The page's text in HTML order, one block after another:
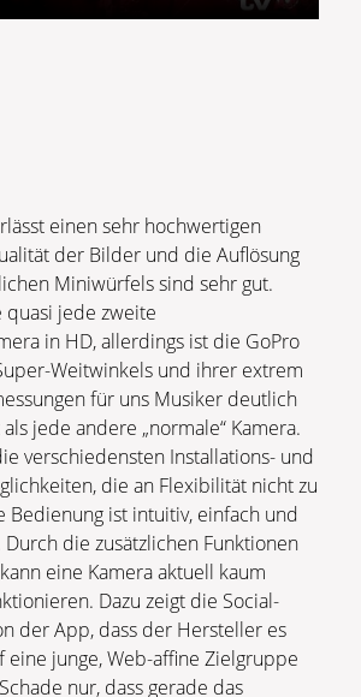
einen sehr hochwertigen
der Bilder und die Auflösung
Miniwürfels sind sehr gut.
jede zweite
in HD, allerdings ist die GoPro
Weitwinkels und ihrer extrem
für uns Musiker deutlich
jede andere „normale“ Kamera.
verschiedensten Installations- und
die an Flexibilität nicht zu
Bedienung ist intuitiv, einfach und
die zusätzlichen Funktionen
eine Kamera aktuell kaum
Dazu zeigt die Social-
der App, dass der Hersteller es
eine junge, Web-affine Zielgruppe
nur, dass gerade das